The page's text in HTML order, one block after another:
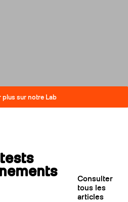
plus sur notre Lab
Consulter
tous les
articles